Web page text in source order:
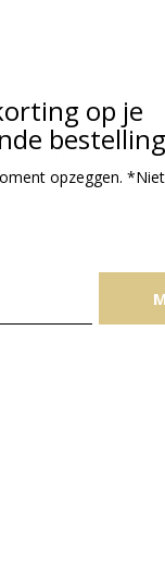
op je
opzeggen.
1 products